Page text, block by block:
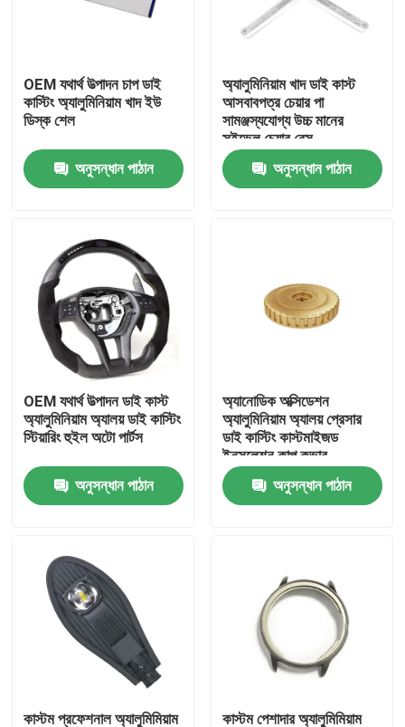
পণ্য
আমাদের সম্বন্ধে
কারখানা পরিদর্শন
গুণমান নিয়ন্ত্রণ
আমাদের সাথে যোগাযোগ
মামলা
অটো ইনজেকশন ছাঁচ
গৃহস্থালী যন্ত্রপাতি যন্ত্রাংশ ইনজেকশন ছাঁচ
OEM যথার্থ উত্পাদন চাপ ডাই
কাস্টিং অ্যালুমিনিয়াম খাদ ইউ
ডিস্ক শেল
অনুসন্ধান পাঠান
অ্যালুমিনিয়াম খাদ ডাই কাস্ট
আসবাবপত্র চেয়ার পা
সামঞ্জস্যযোগ্য উচ্চ মানের
সুইভেল চেয়ার বেস
অনুসন্ধান পাঠান
OEM যথার্থ উত্পাদন ডাই কাস্ট
অ্যালুমিনিয়াম অ্যালয় ডাই কাস্টিং
স্টিয়ারিং হুইল অটো পার্টস
অনুসন্ধান পাঠান
অ্যানোডিক অক্সিডেশন
অ্যালুমিনিয়াম অ্যালয় প্রেসার
ডাই কাস্টিং কাস্টমাইজড
ইনসুলেশন কাপ কভার
অনুসন্ধান পাঠান
কাস্টম প্রফেশনাল অ্যালুমিমিয়াম কাস্টম পেশাদার অ্যালুমিমিয়াম